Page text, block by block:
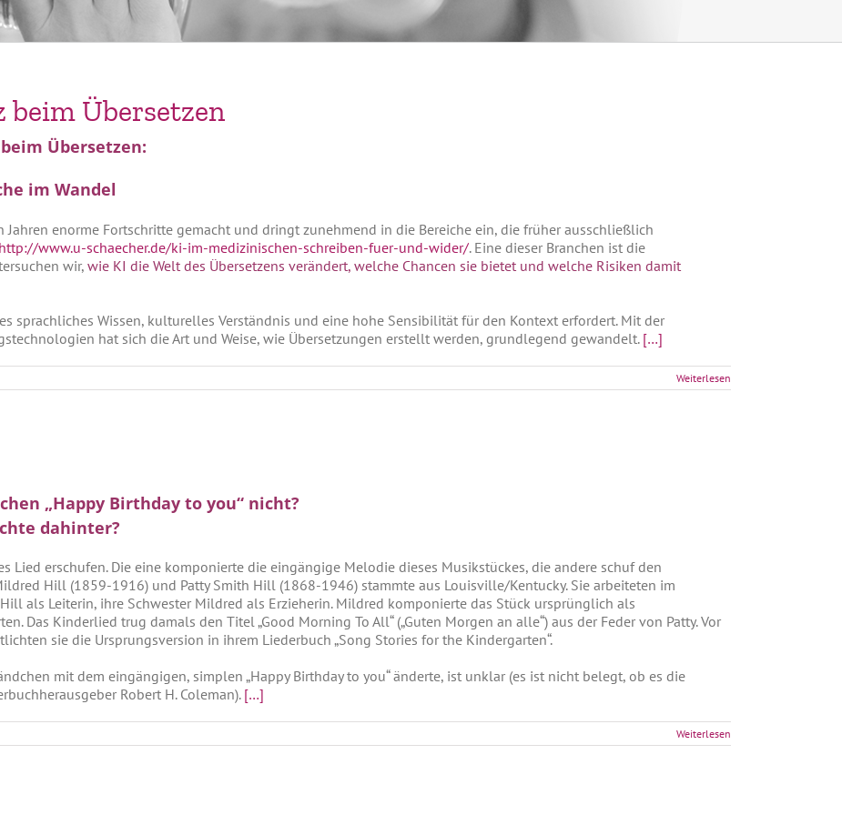
Übersetzen
Übersetzen:
im Wandel
enorme Fortschritte gemacht und dringt zunehmend in die Bereiche ein, die früher ausschließlich
http://www.u-schaecher.de/ki-im-medizinischen-schreiben-fuer-und-wider/. Eine dieser Branchen ist die
wir, wie KI die Welt des Übersetzens verändert, welche Chancen sie bietet und welche Risiken damit
sprachliches Wissen, kulturelles Verständnis und eine hohe Sensibilität für den Kontext erfordert. Mit der
hat sich die Art und Weise, wie Übersetzungen erstellt werden, grundlegend gewandelt. […]
Weiterlesen
„Happy Birthday to you“ nicht?
dahinter?
Lied erschufen. Die eine komponierte die eingängige Melodie dieses Musikstückes, die andere schuf den
Hill (1859-1916) und Patty Smith Hill (1868-1946) stammte aus Louisville/Kentucky. Sie arbeiteten im
Hill als Leiterin, ihre Schwester Mildred als Erzieherin. Mildred komponierte das Stück ursprünglich als
Das Kinderlied trug damals den Titel „Good Morning To All“ („Guten Morgen an alle“) aus der Feder von Patty. Vor
sie die Ursprungsversion in ihrem Liederbuch „Song Stories for the Kindergarten“.
mit dem eingängigen, simplen „Happy Birthday to you“ änderte, ist unklar (es ist nicht belegt, ob es die
Robert H. Coleman). […]
Weiterlesen